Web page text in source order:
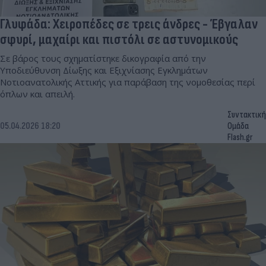
Γλυφάδα: Χειροπέδες σε τρεις άνδρες - Έβγαλαν
σφυρί, μαχαίρι και πιστόλι σε αστυνομικούς
Σε βάρος τους σχηματίστηκε δικογραφία από την
Υποδιεύθυνση Δίωξης και Εξιχνίασης Εγκλημάτων
Νοτιοανατολικής Αττικής για παράβαση της νομοθεσίας περί
όπλων και απειλή.
05.04.2026 18:20
Συντακτική
Ομάδα
Flash.gr